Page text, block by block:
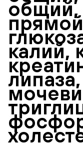
общий,
калий,